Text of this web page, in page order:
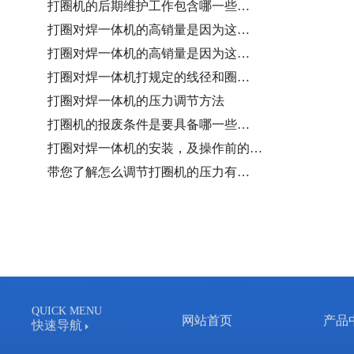
打圈机的后期维护工作包含哪一些…
打圈对焊一体机的高销量是因为这…
打圈对焊一体机的高销量是因为这…
打圈对焊一体机打规定的线径和圈…
打圈对焊一体机的压力调节方法
打圈机的报废条件是要具备哪一些…
打圈对焊一体机的安装，及操作前的…
带您了解怎么调节打圈机的压力有…
QUICK MENU
快速导航 网站首页 产品